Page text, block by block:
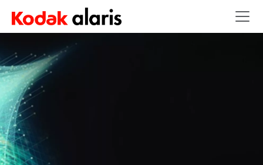
Skip to main content